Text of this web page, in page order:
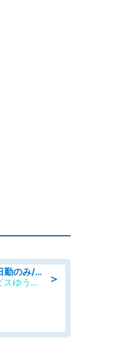
＞
「介護事務」資格必須/正職員/日勤のみ/デイサービス
キャレオス 株式会社/デイサービスゆうゆう南本庄